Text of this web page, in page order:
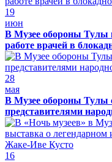
19
июн
В Музее обороны Тулы
работе врачей в
28
мая
В Музее обороны Тулы
представителями
16